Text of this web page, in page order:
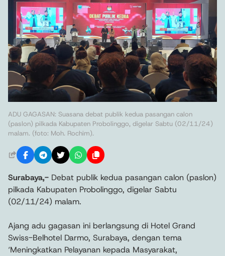
ADU GAGASAN: Suasana debat publik kedua pasangan calon
(paslon) pilkada Kabupaten Probolinggo, digelar Sabtu (02/11/24)
malam. (foto: Moh. Rochim).
Surabaya,- Debat publik kedua pasangan calon (paslon)
pilkada Kabupaten Probolinggo, digelar Sabtu
(02/11/24) malam.
Ajang adu gagasan ini berlangsung di Hotel Grand
Swiss-Belhotel Darmo, Surabaya, dengan tema
‘Meningkatkan Pelayanan kepada Masyarakat,